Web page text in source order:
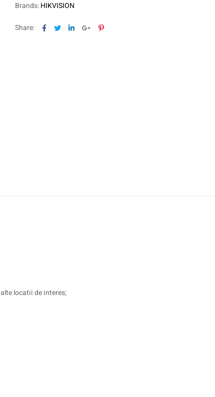
Brands:HIKVISION
Share: Facebook
TwitterLinkedinGoogle+Pinterest
locatii de interes;